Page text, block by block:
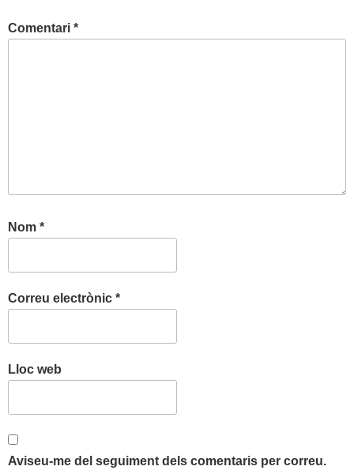
Comentari *
Nom *
Correu electrònic *
Lloc web
Aviseu-me del seguiment dels comentaris per correu.